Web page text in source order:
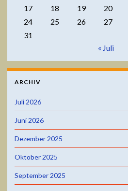
17
18 19 20
24
25 26 27
31
« Juli
ARCHIV
Juli 2026
Juni 2026
Dezember 2025
Oktober 2025
September 2025